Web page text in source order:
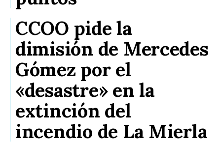
CCOO pide la
dimisión de Mercedes
Gómez por el
«desastre» en la
extinción del
incendio de La Mierla